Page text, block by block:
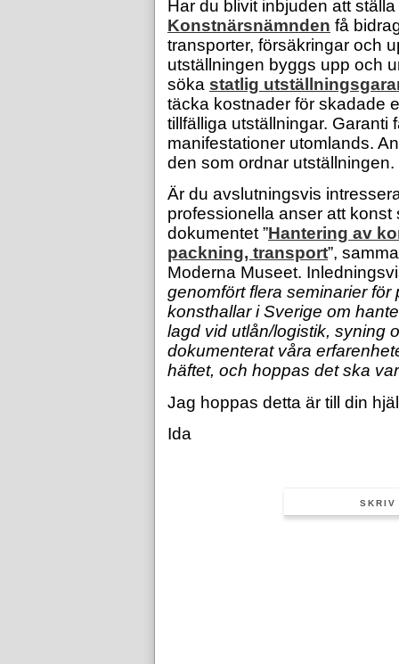
Har du blivit inbjuden att
Konstnärsnämnden få
transporter, försäkringar och
utställningen byggs upp och
söka statlig
täcka kostnader för skadade
tillfälliga utställningar.
manifestationer utomlands.
den som ordnar utställningen.
Är du avslutningsvis
professionella anser att
dokumentet ”Hantering av
packning, transport”,
Moderna Museet.
genomfört flera seminarier
konsthallar i Sverige om
lagd vid utlån/logistik, syning
dokumenterat våra
häftet, och hoppas det ska
Jag hoppas detta är till din
Ida
SKRIV